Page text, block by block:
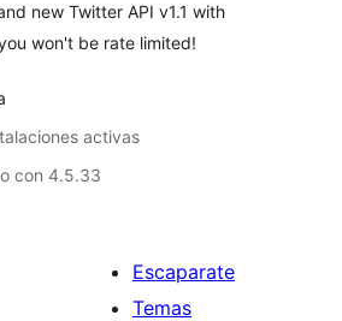
new Twitter API v1.1 with
won't be rate limited!
activas
con 4.5.33
Escaparate
Temas